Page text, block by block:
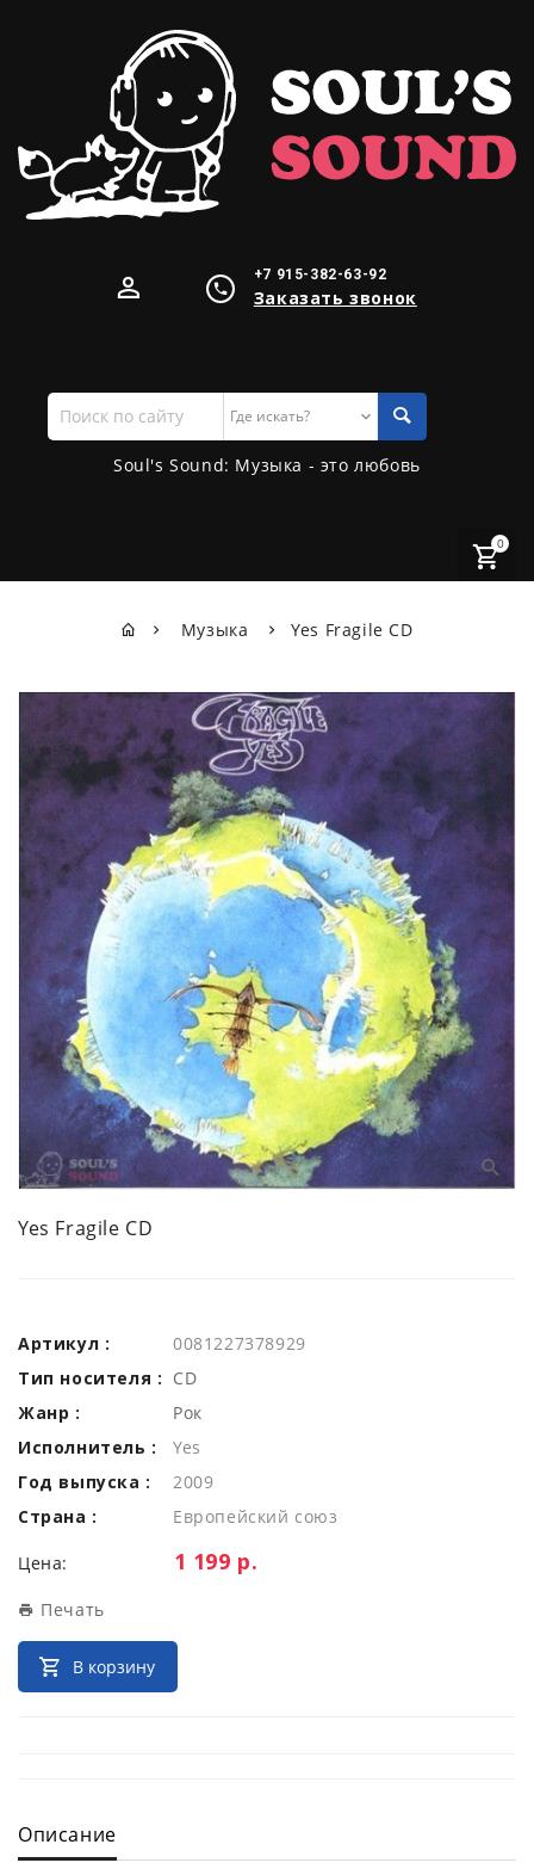
+7 915-382-63-92
Заказать звонок
Поиск
по
сайту
Soul's Sound: Музыка - это любовь
0
Музыка Yes Fragile CD
Yes Fragile CD
Артикул :
0081227378929
Тип носителя : CD
Жанр :
Рок
Исполнитель :
Yes
Год выпуска :
2009
Страна :
Европейский союз
Цена: Цена:
1 199 р.
Печать
В корзину
Описание